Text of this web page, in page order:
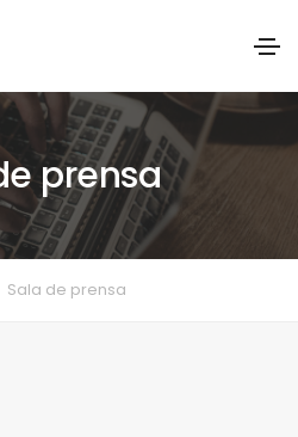
prensa
Sala de prensa